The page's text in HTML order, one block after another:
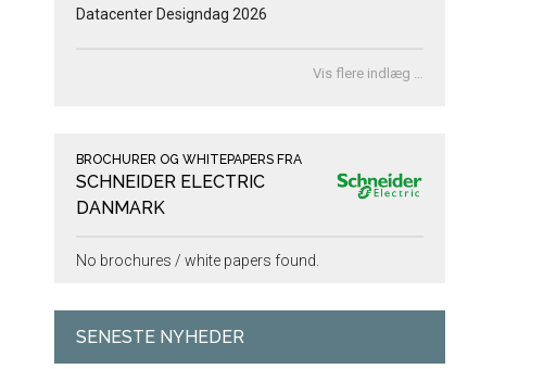
Datacenter Designdag 2026
Vis flere indlæg …
BROCHURER OG WHITEPAPERS FRA
SCHNEIDER ELECTRIC
DANMARK
No brochures / white papers found.
SENESTE NYHEDER